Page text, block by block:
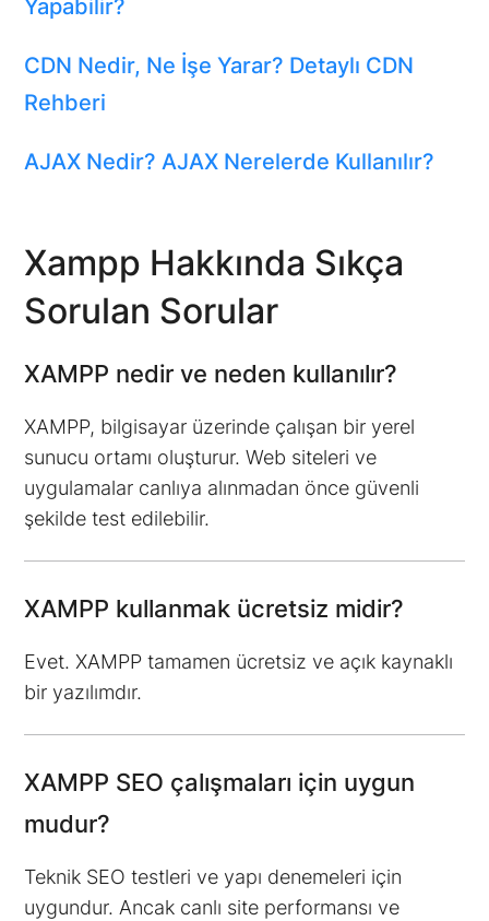
Yapabilir?
CDN Nedir, Ne İşe Yarar? Detaylı CDN
Rehberi
AJAX Nedir? AJAX Nerelerde Kullanılır?
Xampp Hakkında Sıkça
Sorulan Sorular
XAMPP nedir ve neden kullanılır?
XAMPP, bilgisayar üzerinde çalışan bir yerel
sunucu ortamı oluşturur. Web siteleri ve
uygulamalar canlıya alınmadan önce güvenli
şekilde test edilebilir.
XAMPP kullanmak ücretsiz midir?
Evet. XAMPP tamamen ücretsiz ve açık kaynaklı
bir yazılımdır.
XAMPP SEO çalışmaları için uygun
mudur?
Teknik SEO testleri ve yapı denemeleri için
uygundur. Ancak canlı site performansı ve